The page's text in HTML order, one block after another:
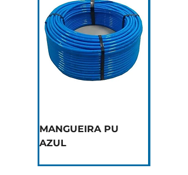
MANGUEIRA PU
AZUL